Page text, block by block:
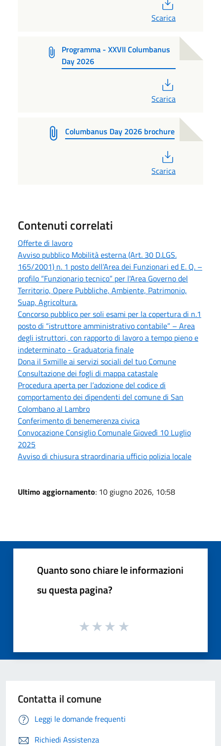
Scarica
Programma - XXVII Columbanus
Day 2026
Scarica
Columbanus Day 2026 brochure
Scarica
Contenuti correlati
Offerte di lavoro
Avviso pubblico Mobilità esterna (Art. 30 D.LGS.
165/2001) n. 1 posto dell’Area dei Funzionari ed E. Q. –
profilo “Funzionario tecnico” per l'Area Governo del
Territorio, Opere Pubbliche, Ambiente, Patrimonio,
Suap, Agricoltura.
Concorso pubblico per soli esami per la copertura di n.1
posto di “istruttore amministrativo contabile” – Area
degli istruttori, con rapporto di lavoro a tempo pieno e
indeterminato - Graduatoria finale
Dona il 5xmille ai servizi sociali del tuo Comune
Consultazione dei fogli di mappa catastale
Procedura aperta per l’adozione del codice di
comportamento dei dipendenti del comune di San
Colombano al Lambro
Conferimento di benemerenza civica
Convocazione Consiglio Comunale Giovedì 10 Luglio
2025
Avviso di chiusura straordinaria ufficio polizia locale
Ultimo aggiornamento: 10 giugno 2026, 10:58
Quanto sono chiare le informazioni
su questa pagina?
Contatta il comune
Leggi le domande frequenti
Richiedi Assistenza